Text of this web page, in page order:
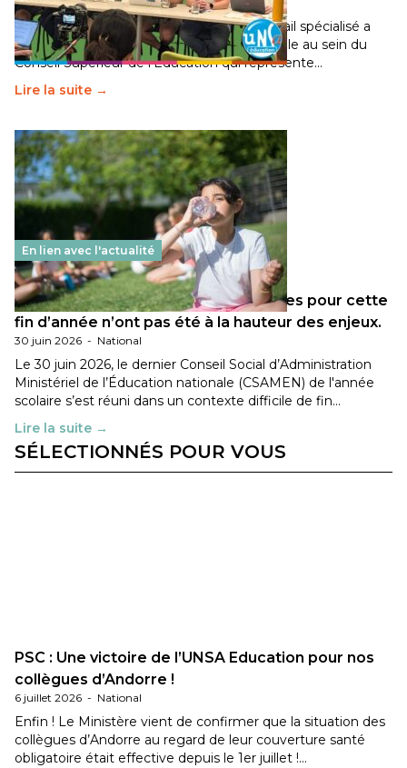
Pendant plusieurs mois, un groupe de travail spécialisé a
travaillé sur la transition écologique de l’Ecole au sein du
Conseil Supérieur de l’Éducation qui représente…
Lire la suite →
En lien avec l'actualité
Les décisions ministérielles attendues pour cette
fin d’année n’ont pas été à la hauteur des enjeux.
30 juin 2026 - National
Le 30 juin 2026, le dernier Conseil Social d’Administration
Ministériel de l’Éducation nationale (CSAMEN) de l'année
scolaire s’est réuni dans un contexte difficile de fin…
Lire la suite →
SÉLECTIONNÉS POUR VOUS
PSC : Une victoire de l’UNSA Education pour nos
collègues d’Andorre !
6 juillet 2026 - National
Enfin ! Le Ministère vient de confirmer que la situation des
collègues d’Andorre au regard de leur couverture santé
obligatoire était effective depuis le 1er juillet !…